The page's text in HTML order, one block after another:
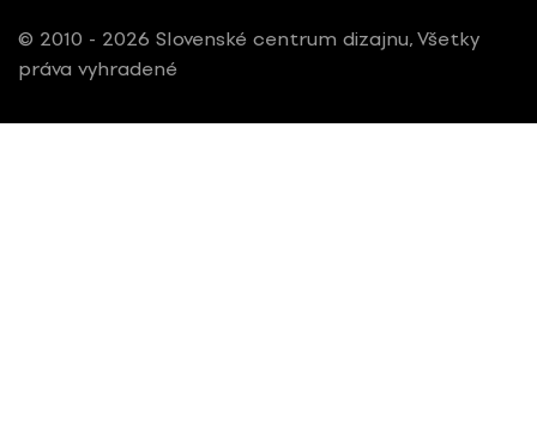
© 2010 - 2026 Slovenské centrum dizajnu, Všetky
práva vyhradené